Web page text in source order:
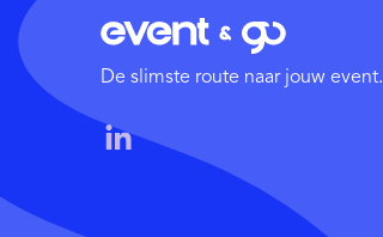
De slimste route naar jouw event.